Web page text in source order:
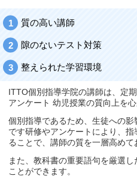
質の高い講師
隙のないテスト対策
整えられた学習環境
ITTO個別指導学院の講師は、定
アンケート 幼児授業の質向上を心
個別指導であるため、生徒への
です研修やアンケートにより、
ることで、講師の質を一層高めて
また、教科書の重要語句を厳選
ことができます。